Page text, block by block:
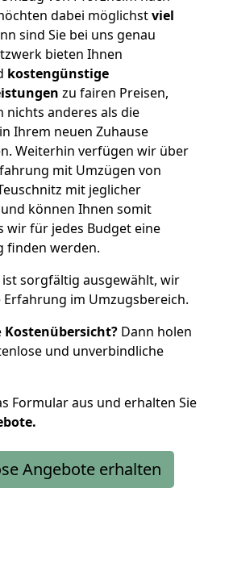
dabei möglichstviel
sind Sie bei uns genau
bieten Ihnen
kostengünstige
zu fairen Preisen,
nichts anderes als die
Ihrem neuen Zuhause
Weiterhin verfügen wir über
mit Umzügen von
mit jeglicher
können Ihnen somit
wir für jedes Budget eine
finden werden.
ist sorgfältig ausgewählt, wir
Erfahrung im Umzugsbereich.
Kostenübersicht? Dann holen
und unverbindliche
Formular aus und erhalten Sie
Angebote erhalten